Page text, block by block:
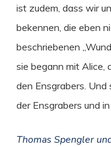
ist zudem, dass wir
bekennen, die eben
beschriebenen
sie begann mit Alice,
den Ensgrabers.
der Ensgrabers und in
Thomas Spengler